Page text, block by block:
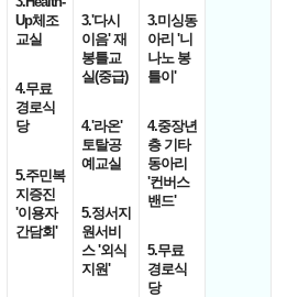
Up체조
교실
4.무료
경로식
당
5.주민복
지증진
'이용자
간담회'
3.'다시
이음' 재
봉틀교
실(중급)
4.'라온'
토탈공
예교실
5.정서지
원서비
스 '외식
지원'
3.미싱동
아리 '니
나노 봉
틀이'
4.중장년
층 기타
동아리
'컨버스
밴드'
5.무료
경로식
당